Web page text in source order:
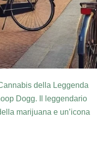
della Leggenda
Dogg. Il leggendario
marijuana e un’icona